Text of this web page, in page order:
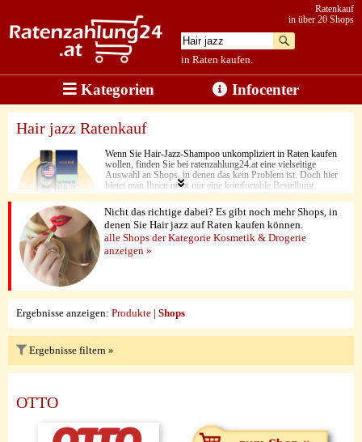
in Raten kaufen.
Ratenkauf
in über 20 Shops
Kategorien Infocenter
Hair jazz Ratenkauf
Wenn Sie Hair-Jazz-Shampoo unkompliziert in Raten kaufen
wollen, finden Sie bei ratenzahlung24.at eine vielseitige
Auswahl an Shops, in denen das kein Problem ist. Doch hier
bietet man Ihnen nicht nur eine komfortable Bestellung,
sondern auch eine Reihe anderer Pluspunkte. Mit diesem
Shampoo bekommt Ihr Haar einen ganz neuen eleganten
Glanz. Vollendet wird die Qualität des Angebots dabei zu guter
Letzt durch die niedrigen Preise der zahlreichen hochwertigen
Anbieter.
Nicht das richtige dabei? Es gibt noch mehr Shops, in
denen Sie Hair jazz auf Raten kaufen können.
alle Shops der Kategorie Kosmetik & Drogerie
anzeigen »
Ergebnisse anzeigen: Produkte | Shops
Ergebnisse filtern »
OTTO